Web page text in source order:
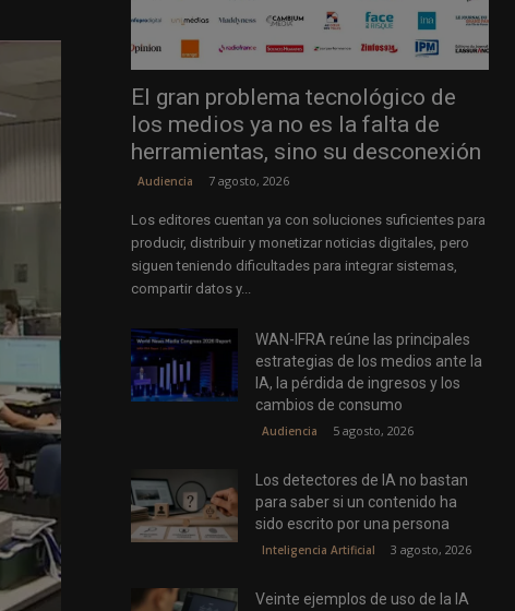
El gran problema tecnológico de
los medios ya no es la falta de
herramientas, sino su desconexión
Audiencia 7 agosto, 2026
Los editores cuentan ya con soluciones suficientes para
producir, distribuir y monetizar noticias digitales, pero
siguen teniendo dificultades para integrar sistemas,
compartir datos y...
WAN-IFRA reúne las principales
estrategias de los medios ante la
IA, la pérdida de ingresos y los
cambios de consumo
Audiencia 5 agosto, 2026
Los detectores de IA no bastan
para saber si un contenido ha
sido escrito por una persona
Inteligencia Artificial 3 agosto, 2026
Veinte ejemplos de uso de la IA